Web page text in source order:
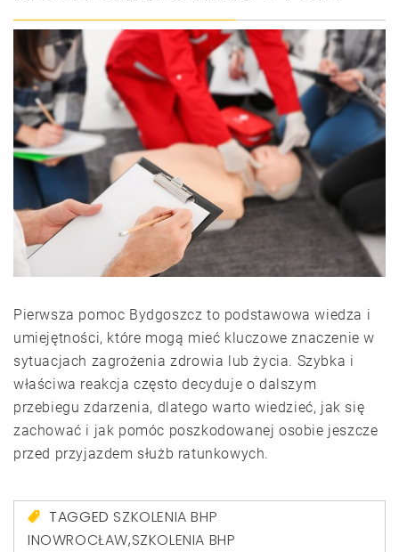
Pierwsza pomoc Bydgoszcz to podstawowa wiedza i
umiejętności, które mogą mieć kluczowe znaczenie w
sytuacjach zagrożenia zdrowia lub życia. Szybka i
właściwa reakcja często decyduje o dalszym
przebiegu zdarzenia, dlatego warto wiedzieć, jak się
zachować i jak pomóc poszkodowanej osobie jeszcze
przed przyjazdem służb ratunkowych.
TAGGED SZKOLENIA BHP
INOWROCŁAW,SZKOLENIA BHP